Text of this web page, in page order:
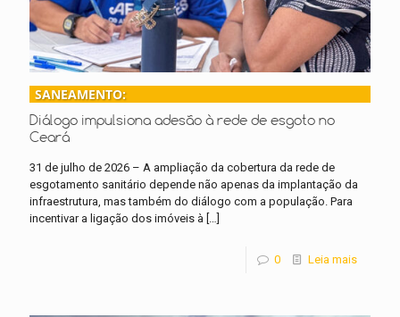
SANEAMENTO:
Diálogo impulsiona adesão à rede de esgoto no
Ceará
31 de julho de 2026 – A ampliação da cobertura da rede de
esgotamento sanitário depende não apenas da implantação da
infraestrutura, mas também do diálogo com a população. Para
incentivar a ligação dos imóveis à […]
0 Leia mais